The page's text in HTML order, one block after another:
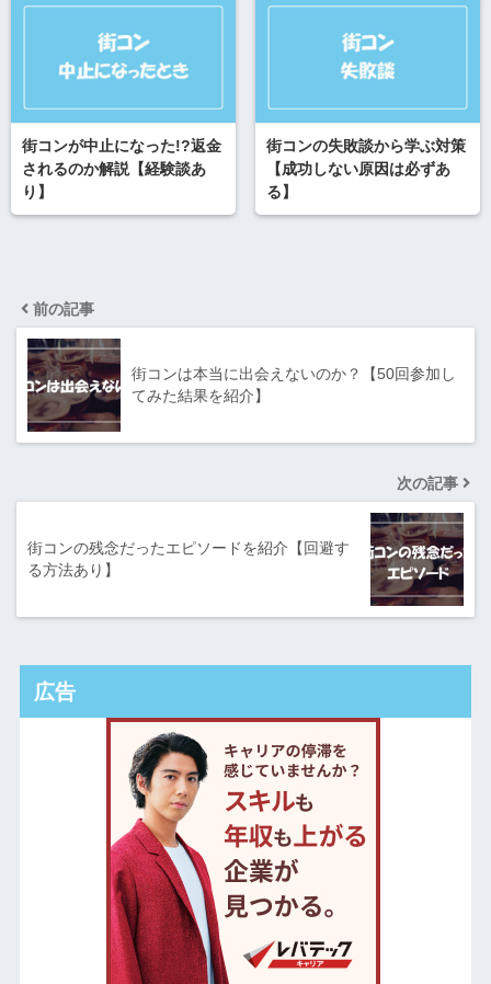
街コンが中止になった!?返金
されるのか解説【経験談あ
り】
街コンの失敗談から学ぶ対策
【成功しない原因は必ずあ
る】
前の記事
街コンは本当に出会えないのか？【50回参加し
てみた結果を紹介】
次の記事
街コンの残念だったエピソードを紹介【回避す
る方法あり】
広告